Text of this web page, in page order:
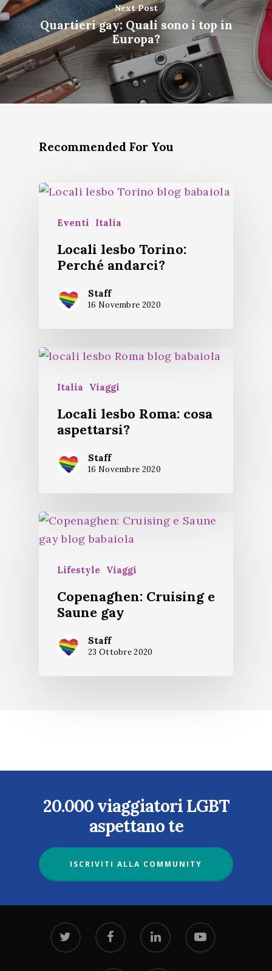
Next Post
Quartieri gay: Quali sono i top in
Europa?
Recommended For You
Eventi Italia
Locali lesbo Torino:
Perché andarci?
Staff
16 Novembre 2020
Italia Viaggi
Locali lesbo Roma: cosa
aspettarsi?
Staff
16 Novembre 2020
Lifestyle Viaggi
Copenaghen: Cruising e
Saune gay
Staff
23 Ottobre 2020
20.000 viaggiatori LGBT
aspettano te
ISCRIVITI ALLA COMMUNITY